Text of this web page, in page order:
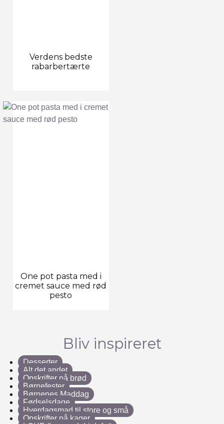
Verdens bedste
rabarbertærte
One pot pasta med i
cremet sauce med rød
pesto
Bliv inspireret
Desserter
Alt det andet
Opskrifter på brød
Børnefester
Børnenes Maddag
Fødselsdage
Hverdagsmad til store og små
Opskrifter på kager